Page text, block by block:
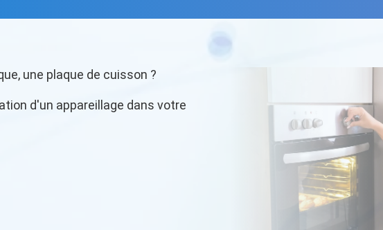
une plaque de cuisson ?
d'un appareillage dans votre